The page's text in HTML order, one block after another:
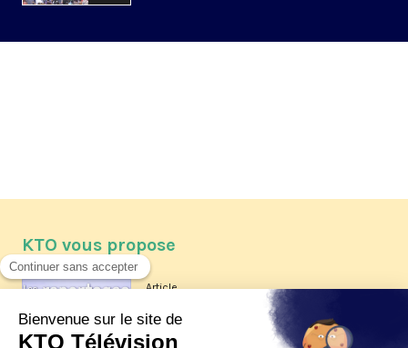
KTO vous propose
Article
Les reportages d'été 2026 de KTO